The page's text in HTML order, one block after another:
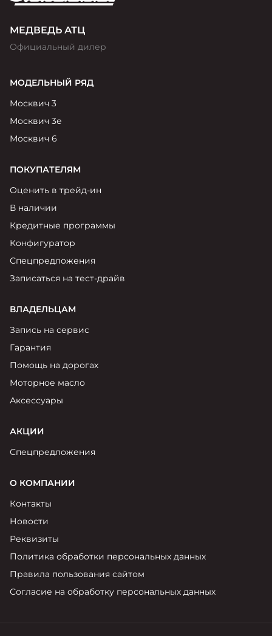
МЕДВЕДЬ АТЦ
Официальный дилер
МОДЕЛЬНЫЙ РЯД
Москвич 3
Москвич 3е
Москвич 6
ПОКУПАТЕЛЯМ
Оценить в трейд-ин
В наличии
Кредитные программы
Конфигуратор
Спецпредложения
Записаться на тест-драйв
ВЛАДЕЛЬЦАМ
Запись на сервис
Гарантия
Помощь на дорогах
Моторное масло
Аксессуары
АКЦИИ
Спецпредложения
О КОМПАНИИ
Контакты
Новости
Реквизиты
Политика обработки персональных данных
Правила пользования сайтом
Согласие на обработку персональных данных